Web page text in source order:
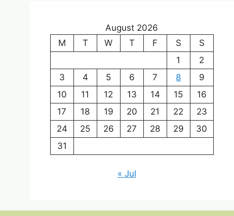
August 2026
M
T W T F S
S
1
2
3
4 5 6 7 8
9
10
11 12 13 14 15
16
17
18 19 20 21 22
23
24
25 26 27 28 29
30
31
« Jul